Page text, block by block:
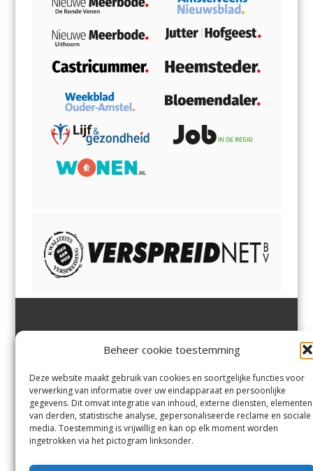
Beheer cookie toestemming
Deze website maakt gebruik van cookies en soortgelijke functies voor
verwerking van informatie over uw eindapparaat en persoonlijke
gegevens. Dit omvat integratie van inhoud, externe diensten, elementen
van derden, statistische analyse, gepersonaliseerde reclame en sociale
media. Toestemming is vrijwillig en kan op elk moment worden
ingetrokken via het pictogram linksonder.
Margadantstraat 34
0255-533900
info@jutter.nlofinfo@hofgee
st.nl
Velserbroek,Velsen-Zuid,
Zuid,Driehuisen
Spaarnwoude.
Contact
Andere uitgaven